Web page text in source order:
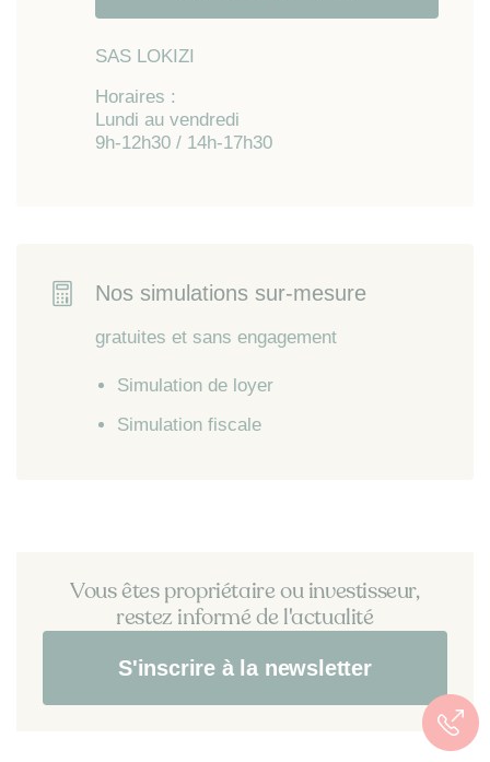
SAS LOKIZI
Horaires :
Lundi au vendredi
9h-12h30 / 14h-17h30
Nos simulations sur-mesure
gratuites et sans engagement
Simulation de loyer
Simulation fiscale
Vous êtes propriétaire ou investisseur,
restez informé de l'actualité
S'inscrire à la newsletter